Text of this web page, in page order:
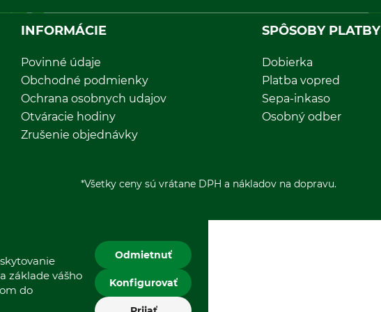
INFORMÁCIE
Povinné údaje
Obchodné podmienky
Ochrana osobnych udajov
Otváracie hodiny
Zrušenie objednávky
SPÔSOBY PLATBY
Dobierka
Platba vopred
Sepa-inkaso
Osobný odber
*Všetky ceny sú vrátane DPH a nákladov na dopravu.
základe vášho
do
Odmietnuť
Konfigurovať